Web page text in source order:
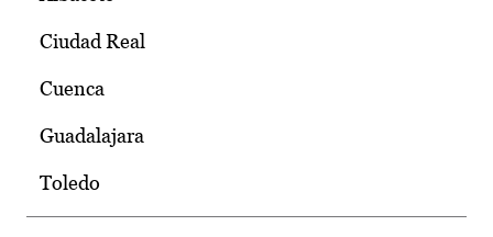
Ciudad Real
Cuenca
Guadalajara
Toledo